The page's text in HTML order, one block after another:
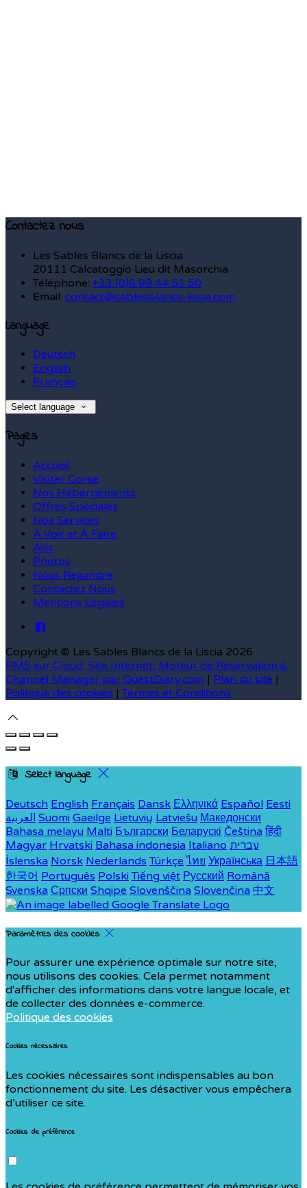
Contactez nous
Les Sables Blancs de la Liscia
20111 Calcatoggio Lieu dit Masorchia
Téléphone: +33 (0)6 99 44 51 50
Email: contact@sablesblancs-liscia.com
Language
Deutsch
English
Français
Select language
Pages
Accueil
Visiter Corse
Nos Hébergements
Offres Spéciales
Nos Services
À Voir et À Faire
Avis
Photos
Nous Rejoindre
Contactez Nous
Mentions Légales
Copyright © Les Sables Blancs de la Liscia 2026
PMS sur Cloud, Site Internet, Moteur de Réservation &
Channel Manager par GuestDiary.com | Plan du site |
Politique des cookies | Termes et Conditions
Select language
Deutsch English Français Dansk Ελληνικά Español Eesti
العربية Suomi Gaeilge Lietuvių Latviešu Македонски
Bahasa melayu Malti Български Беларускі Čeština हिंदी
Magyar Hrvatski Bahasa indonesia Italiano עברית
Íslenska Norsk Nederlands Türkçe ไทย Українська 日本語
한국어 Português Polski Tiếng việt Русский Română
Svenska Српски Shqipe Slovenščina Slovenčina 中文
Paramètres des cookies
Pour assurer une expérience optimale sur notre site,
nous utilisons des cookies. Cela permet notamment
d'afficher des informations dans votre langue locale, et
de collecter des données e-commerce.
Politique des cookies
Cookies nécessaires
Les cookies nécessaires sont indispensables au bon
fonctionnement du site. Les désactiver vous empêchera
d’utiliser ce site.
Cookies de préférence